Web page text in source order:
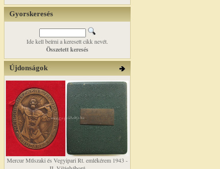
Gyorskeresés
Ide kell beírni a keresett cikk nevét.
Összetett keresés
Újdonságok
Mercur Műszaki és Vegyipari Rt. emlékérem 1943 -